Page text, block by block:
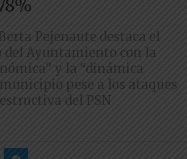
Pejenaute destaca el
del Ayuntamiento con la
y la “dinámica
pese a los ataques
del PSN